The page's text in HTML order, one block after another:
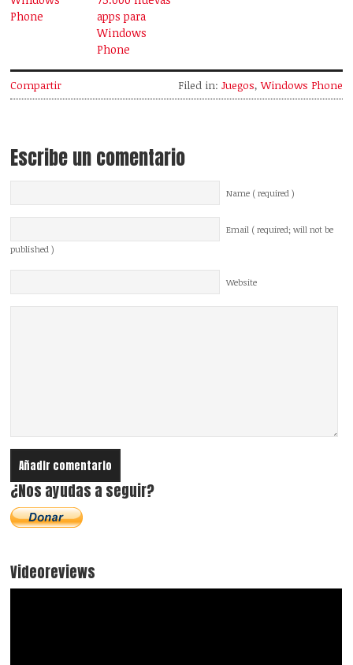
Phone
apps para
Windows
Phone
Compartir Filed in: Juegos,Windows Phone
Escribe un comentario
Name ( required )
Email ( required; will not be
published )
Website
¿Nos ayudas a seguir?
Videoreviews